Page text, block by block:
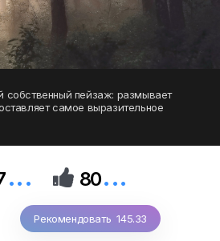
собственный пейзаж: размывает
самое выразительное
...  80...
Рекомендовать 145.33